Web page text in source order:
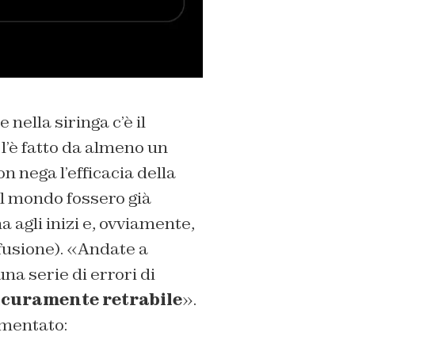
nella siringa c’è il
fatto da almeno un
nega l’efficacia della
fossero già
agli inizi e, ovviamente,
«Andate a
serie di errori di
retrabile».